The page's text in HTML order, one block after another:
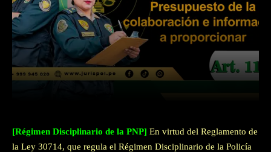
[Régimen Disciplinario de la PNP] En virtud del Reglamento de
la Ley 30714, que regula el Régimen Disciplinario de la Policía